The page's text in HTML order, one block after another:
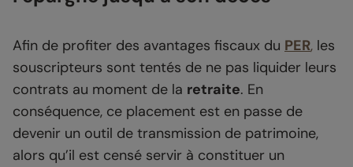
Afin de profiter des avantages fiscaux du PER, les
souscripteurs sont tentés de ne pas liquider leurs
contrats au moment de la retraite. En
conséquence, ce placement est en passe de
devenir un outil de transmission de patrimoine,
alors qu’il est censé servir à constituer un